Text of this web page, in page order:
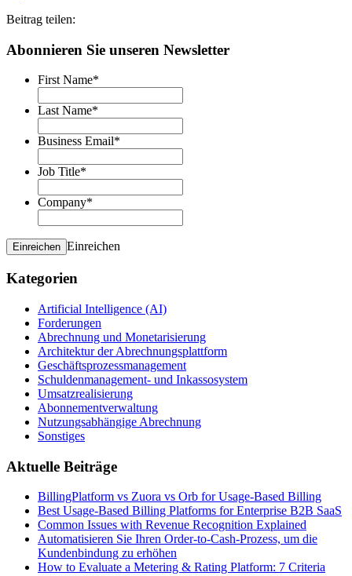
Beitrag teilen:
Abonnieren Sie unseren Newsletter
First Name*
Last Name*
Business Email*
Job Title*
Company*
Einreichen Einreichen
Kategorien
Artificial Intelligence (AI)
Forderungen
Abrechnung und Monetarisierung
Architektur der Abrechnungsplattform
Geschäftsprozessmanagement
Schuldenmanagement- und Inkassosystem
Umsatzrealisierung
Abonnementverwaltung
Nutzungsabhängige Abrechnung
Sonstiges
Aktuelle Beiträge
BillingPlatform vs Zuora vs Orb for Usage-Based Billing
Best Usage-Based Billing Platforms for Enterprise B2B SaaS
Common Issues with Revenue Recognition Explained
Automatisieren Sie Ihren Order-to-Cash-Prozess, um die
Kundenbindung zu erhöhen
How to Evaluate a Metering & Rating Platform: 7 Criteria